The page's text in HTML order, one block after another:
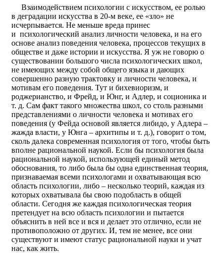
Взаимодействием психологии с искусством, ее ролью
в деградации искусства в 20-м веке, ее «зло» не
исчерпывается. Не меньше вреда принес
и психологический анализ личности человека, и на его
основе анализ поведения человека, процессов текущих в
обществе и даже истории и искусства. Я уж не говорю о
существовании большого числа психологических школ,
не имеющих между собой общего языка и дающих
совершенно разную трактовку и личности человека, и
мотивам его поведения. Тут и бихевиоризм, и
роджерианство, и Фрейд, и Юнг, и Адлер, и соционика и
т. д. Сам факт такого множества школ, со столь разными
представлениями о личности человека и мотивах его
поведения (у Фейда основой является либидо, у Адлера –
жажда власти, у Юнга – архитипы и т. д.), говорит о том,
сколь далека современная психология от того, чтобы быть
вполне рациональной наукой. Если бы психология была
рациональной наукой, использующей единый метод
обоснования, то либо была бы одна единственная теория,
признаваемая всеми психологами и охватывающая всю
область психологии, либо – несколько теорий, каждая из
которых охватывала бы свою подобласть в общей
области. Сегодня же каждая психологическая теория
претендует на всю область психологии и пытается
объяснить в ней все и вся и делает это отлично, если не
противоположно от других. И, тем не менее, все они
существуют и имеют статус рациональной науки и учат
нас, как жить.